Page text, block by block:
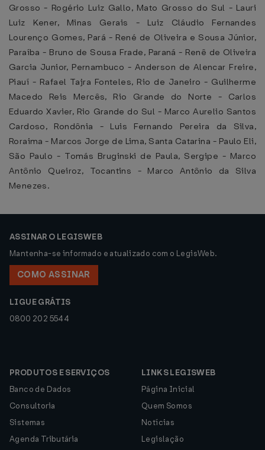
Grosso - Rogério Luiz Gallo, Mato Grosso do Sul - Lauri
Luiz Kener, Minas Gerais - Luiz Cláudio Fernandes
Lourenço Gomes, Pará - René de Oliveira e Sousa Júnior,
Paraíba - Bruno de Sousa Frade, Paraná - Renê de Oliveira
Garcia Junior, Pernambuco - Anderson de Alencar Freire,
Piauí - Rafael Tajra Fonteles, Rio de Janeiro - Guilherme
Macedo Reis Mercês, Rio Grande do Norte - Carlos
Eduardo Xavier, Rio Grande do Sul - Marco Aurelio Santos
Cardoso, Rondônia - Luis Fernando Pereira da Silva,
Roraima - Marcos Jorge de Lima, Santa Catarina - Paulo Eli,
São Paulo - Tomás Bruginski de Paula, Sergipe - Marco
Antônio Queiroz, Tocantins - Marco Antônio da Silva
Menezes.
ASSINAR O LEGISWEB
Mantenha-se informado e atualizado com o LegisWeb.
COMO ASSINAR
LIGUE GRÁTIS
0800 202 5544
PRODUTOS E SERVIÇOS
Banco de Dados
Consultoria
Sistemas
Agenda Tributária
LINKS LEGISWEB
Página Inicial
Quem Somos
Notícias
Legislação